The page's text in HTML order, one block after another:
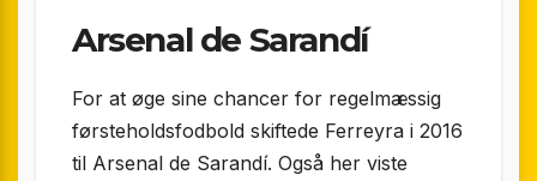
Arsenal de Sarandí
For at øge sine chancer for regelmæssig
førsteholdsfodbold skiftede Ferreyra i 2016
til Arsenal de Sarandí. Også her viste